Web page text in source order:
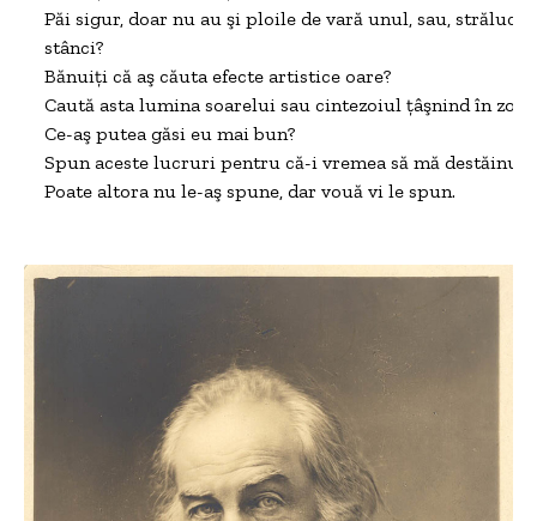
Păi sigur, doar nu au şi ploile de vară unul, sau,
stânci?
Bănuiţi că aş căuta efecte artistice oare?
Caută asta lumina soarelui sau cintezoiul ţâşnind în
Ce-aş putea găsi eu mai bun?
Spun aceste lucruri pentru că-i vremea să mă destăinui.
Poate altora nu le-aş spune, dar vouă vi le spun.